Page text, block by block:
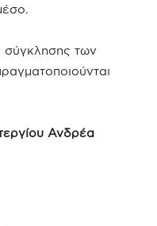
σύγκλησης των
Ανδρέα